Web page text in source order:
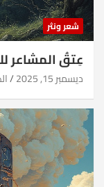
شعر ونثر
عِتقُ المشاعر
ديسمبر 15, 2025